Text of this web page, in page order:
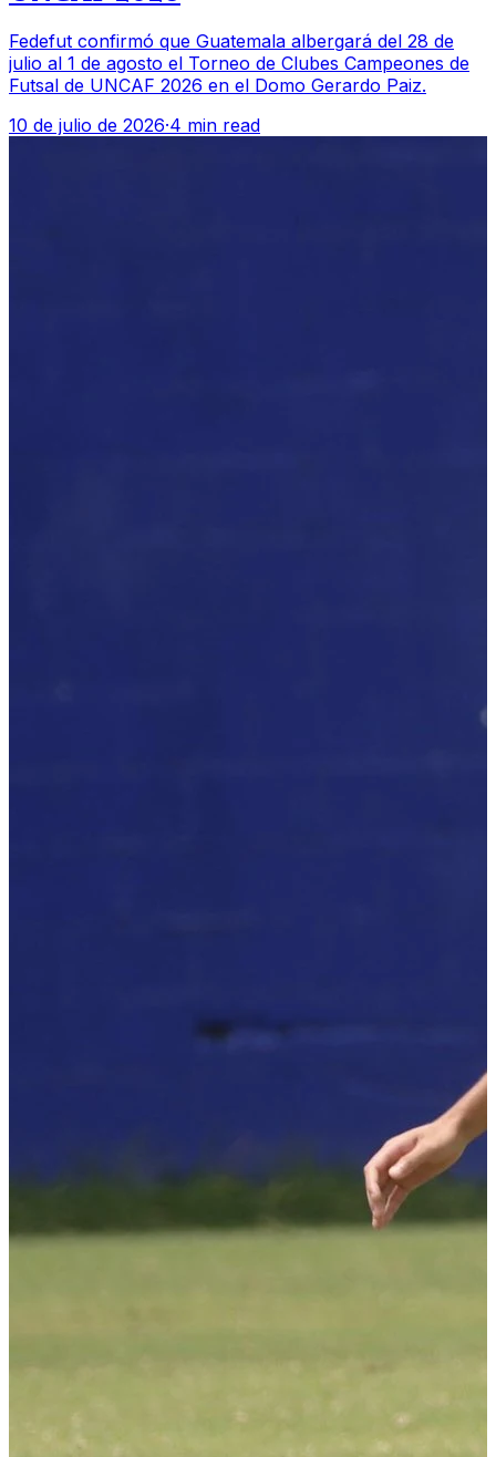
Fedefut confirmó que Guatemala albergará del 28 de
julio al 1 de agosto el Torneo de Clubes Campeones de
Futsal de UNCAF 2026 en el Domo Gerardo Paiz.
10 de julio de 2026·4 min read